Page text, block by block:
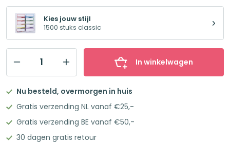
Kies jouw stijl
1500 stuks classic
Pakket
Half
1500
stuks
In winkelwagen
Nu besteld, overmorgen in huis
Gratis verzending NL vanaf €25,-
Gratis verzending BE vanaf €50,-
30 dagen gratis retour